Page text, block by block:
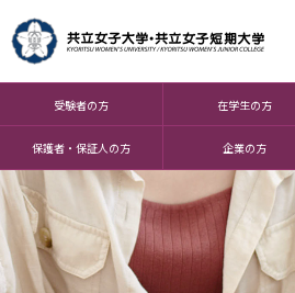
受験者の方 在学生の方
保護者・保証人の方 企業の方